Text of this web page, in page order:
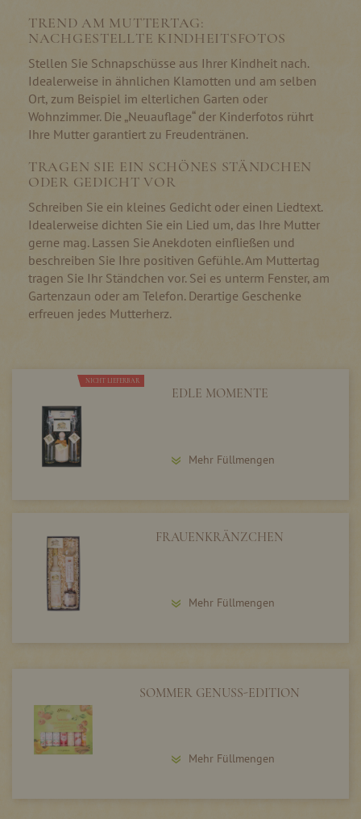
TREND AM MUTTERTAG:
NACHGESTELLTE KINDHEITSFOTOS
Stellen Sie Schnapschüsse aus Ihrer Kindheit nach.
Idealerweise in ähnlichen Klamotten und am selben
Ort, zum Beispiel im elterlichen Garten oder
Wohnzimmer. Die „Neuauflage“ der Kinderfotos rührt
Ihre Mutter garantiert zu Freudentränen.
TRAGEN SIE EIN SCHÖNES STÄNDCHEN
ODER GEDICHT VOR
Schreiben Sie ein kleines Gedicht oder einen Liedtext.
Idealerweise dichten Sie ein Lied um, das Ihre Mutter
gerne mag. Lassen Sie Anekdoten einfließen und
beschreiben Sie Ihre positiven Gefühle. Am Muttertag
tragen Sie Ihr Ständchen vor. Sei es unterm Fenster, am
Gartenzaun oder am Telefon. Derartige Geschenke
erfreuen jedes Mutterherz.
NICHT LIEFERBAR
EDLE MOMENTE
Mehr Füllmengen
FRAUENKRÄNZCHEN
Mehr Füllmengen
SOMMER GENUSS-EDITION
Mehr Füllmengen